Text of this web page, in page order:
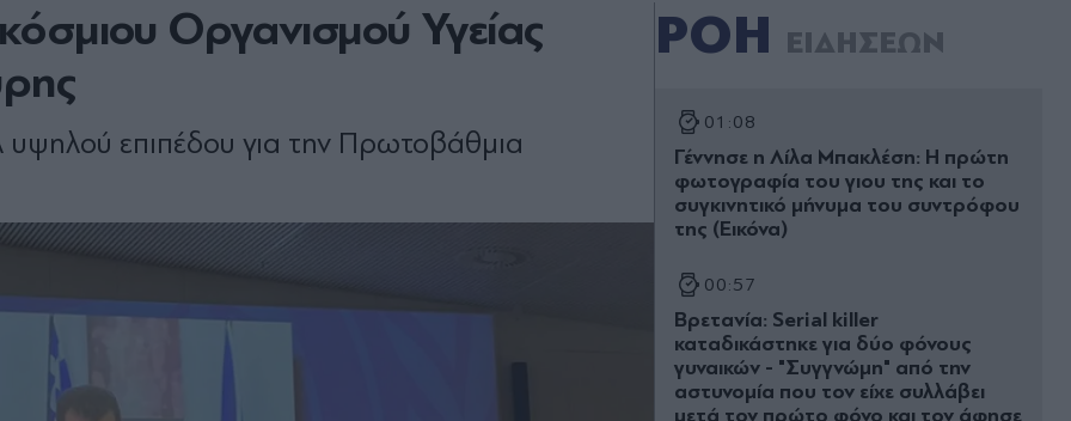
Οργανισμού Υγείας
υψηλού επιπέδου για την Πρωτοβάθμια
ΡΟΗ ΕΙΔΗΣΕΩΝ
01:08
Γέννησε η Λίλα Μπακλέση: Η πρώτη
φωτογραφία του γιου της και το
συγκινητικό μήνυμα του συντρόφου
της (Εικόνα)
00:57
Βρετανία: Serial killer
καταδικάστηκε για δύο φόνους
γυναικών - "Συγγνώμη" από την
αστυνομία που τον είχε συλλάβει
μετά τον πρώτο φόνο και τον άφησε